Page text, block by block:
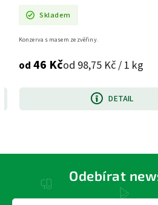
Skladem
od 46 Kčod 98,75 Kč / 1 kg
DETAIL
Konzerva s masem ze zvěřiny.
Odebírat